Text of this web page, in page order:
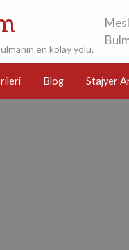
en kolay yolu.
Blog Stajyer